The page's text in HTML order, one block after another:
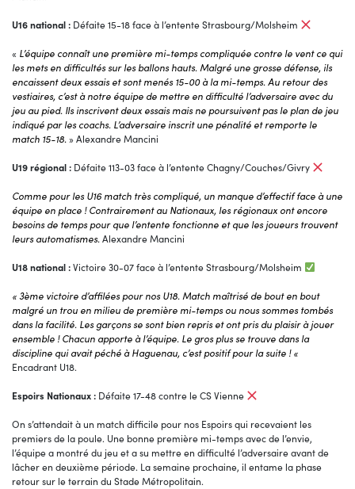
U16 national : Défaite 15-18 face à l’entente Strasbourg/Molsheim
« L’équipe connaît une première mi-temps compliquée contre le vent ce qui
les mets en difficultés sur les ballons hauts. Malgré une grosse défense, ils
encaissent deux essais et sont menés 15-00 à la mi-temps. Au retour des
vestiaires, c’est à notre équipe de mettre en difficulté l’adversaire avec du
jeu au pied. Ils inscrivent deux essais mais ne poursuivent pas le plan de jeu
indiqué par les coachs. L’adversaire inscrit une pénalité et remporte le
match 15-18. » Alexandre Mancini
U19 régional : Défaite 113-03 face à l’entente Chagny/Couches/Givry
Comme pour les U16 match très compliqué, un manque d’effectif face à une
équipe en place ! Contrairement au Nationaux, les régionaux ont encore
besoins de temps pour que l’entente fonctionne et que les joueurs trouvent
leurs automatismes. Alexandre Mancini
U18 national :Victoire 30-07 face à l’entente Strasbourg/Molsheim
« 3ème victoire d’affilées pour nos U18. Match maîtrisé de bout en bout
malgré un trou en milieu de première mi-temps ou nous sommes tombés
dans la facilité. Les garçons se sont bien repris et ont pris du plaisir à jouer
ensemble ! Chacun apporte à l’équipe. Le gros plus se trouve dans la
discipline qui avait péché à Haguenau, c’est positif pour la suite ! «
Encadrant U18.
Espoirs Nationaux : Défaite 17-48 contre le CS Vienne
On s’attendait à un match difficile pour nos Espoirs qui recevaient les
premiers de la poule. Une bonne première mi-temps avec de l’envie,
l’équipe a montré du jeu et a su mettre en difficulté l’adversaire avant de
lâcher en deuxième période. La semaine prochaine, il entame la phase
retour sur le terrain du Stade Métropolitain.